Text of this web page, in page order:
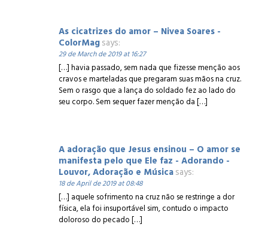
As cicatrizes do amor – Nivea Soares -
ColorMagsays:
29 de March de 2019 at 16:27
[…] havia passado, sem nada que fizesse menção aos
cravos e marteladas que pregaram suas mãos na cruz.
Sem o rasgo que a lança do soldado fez ao lado do
seu corpo. Sem sequer fazer menção da […]
A adoração que Jesus ensinou – O amor se
manifesta pelo que Ele faz - Adorando -
Louvor, Adoração e Músicasays:
18 de April de 2019 at 08:48
[…] aquele sofrimento na cruz não se restringe a dor
física, ela foi insuportável sim, contudo o impacto
doloroso do pecado […]